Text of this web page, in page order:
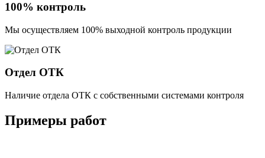
100% контроль
Мы осуществляем 100% выходной контроль продукции
Отдел ОТК
Наличие отдела ОТК с собственными системами контроля
Примеры работ